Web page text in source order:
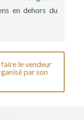
en dehors du
le vendeur
par son